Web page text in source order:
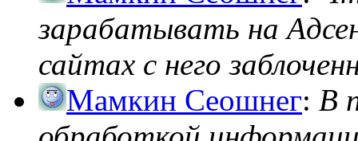
зарабатывать на
сайтах с него
Мамкин Сеошнег: В